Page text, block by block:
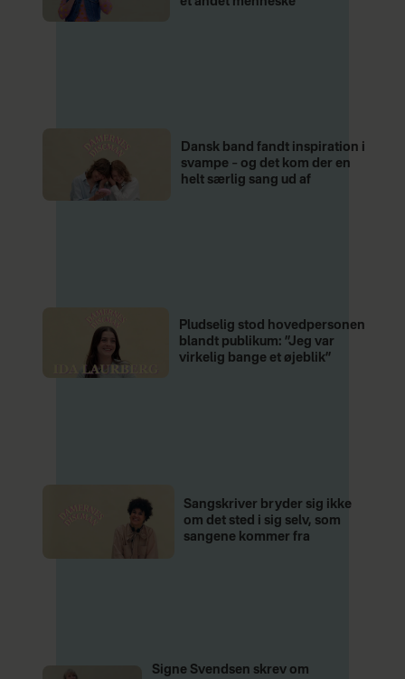
andre events.
lyt, lyt til kvindelige kunstnere – f.eks.
på playlisten
Damernes Discman
Dansk band fandt inspiration i
svampe – og det kom der en
helt særlig sang ud af
Pludselig stod hovedpersonen
blandt publikum: ”Jeg var
virkelig bange et øjeblik”
Sangskriver bryder sig ikke
om det sted i sig selv, som
sangene kommer fra
Signe Svendsen skrev om